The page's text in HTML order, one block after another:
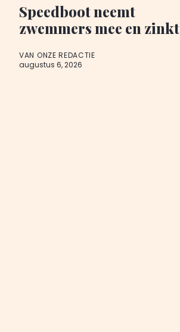
Speedboot neemt
zwemmers mee en zinkt
VAN ONZE REDACTIE
augustus 6, 2026